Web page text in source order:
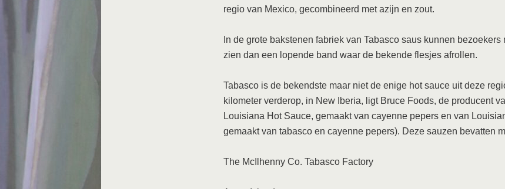
regio van Mexico, gecombineerd met azijn en zout.
In de grote bakstenen fabriek van Tabasco saus kunnen bezoekers
zien dan een lopende band waar de bekende flesjes afrollen.
Tabasco is de bekendste maar niet de enige hot sauce uit deze
kilometer verderop, in New Iberia, ligt Bruce Foods, de producent
Louisiana Hot Sauce, gemaakt van cayenne pepers en van
gemaakt van tabasco en cayenne pepers). Deze sauzen bevatten
The McIlhenny Co. Tabasco Factory